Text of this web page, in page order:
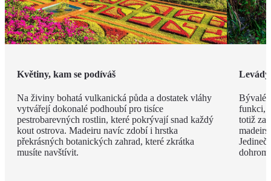
Květiny, kam se podíváš
Na živiny bohatá vulkanická půda a dostatek vláhy
vytvářejí dokonalé podhoubí pro tisíce
pestrobarevných rostlin, které pokrývají snad každý
kout ostrova. Madeiru navíc zdobí i hrstka
překrásných botanických zahrad, které zkrátka
musíte navštívit.
Levády
Bývalé
funkci,
totiž